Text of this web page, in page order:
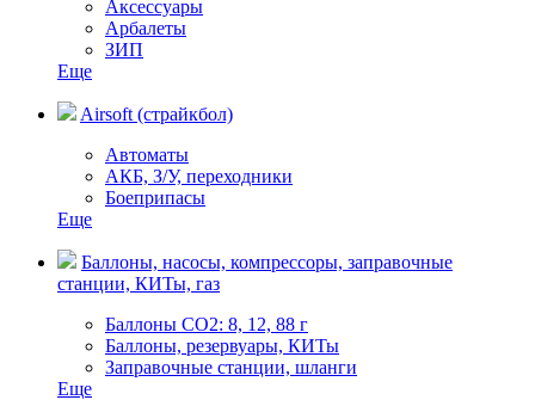
Аксессуары
Арбалеты
ЗИП
Еще
Airsoft (страйкбол)
Автоматы
АКБ, З/У, переходники
Боеприпасы
Еще
Баллоны, насосы, компрессоры, заправочные
станции, КИТы, газ
Баллоны СО2: 8, 12, 88 г
Баллоны, резервуары, КИТы
Заправочные станции, шланги
Еще